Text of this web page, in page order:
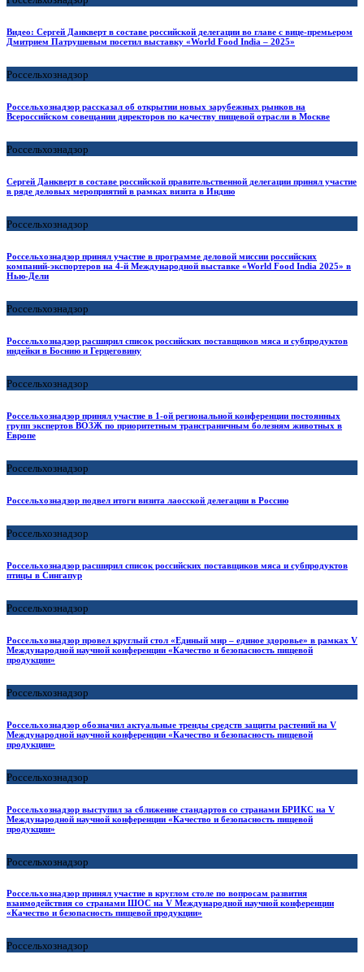
Видео: Сергей Данкверт в составе российской делегации во главе с вице-премьером
Дмитрием Патрушевым посетил выставку «World Food India – 2025»
Россельхознадзор
Россельхознадзор рассказал об открытии новых зарубежных рынков на
Всероссийском совещании директоров по качеству пищевой отрасли в Москве
Россельхознадзор
Сергей Данкверт в составе российской правительственной делегации принял участие
в ряде деловых мероприятий в рамках визита в Индию
Россельхознадзор
Россельхознадзор принял участие в программе деловой миссии российских
компаний-экспортеров на 4-й Международной выставке «World Food India 2025» в
Нью-Дели
Россельхознадзор
Россельхознадзор расширил список российских поставщиков мяса и субпродуктов
индейки в Боснию и Герцеговину
Россельхознадзор
Россельхознадзор принял участие в 1-ой региональной конференции постоянных
групп экспертов ВОЗЖ по приоритетным трансграничным болезням животных в
Европе
Россельхознадзор
Россельхознадзор подвел итоги визита лаосской делегации в Россию
Россельхознадзор
Россельхознадзор расширил список российских поставщиков мяса и субпродуктов
птицы в Сингапур
Россельхознадзор
Россельхознадзор провел круглый стол «Единый мир – единое здоровье» в рамках V
Международной научной конференции «Качество и безопасность пищевой
продукции»
Россельхознадзор
Россельхознадзор обозначил актуальные тренды средств защиты растений на V
Международной научной конференции «Качество и безопасность пищевой
продукции»
Россельхознадзор
Россельхознадзор выступил за сближение стандартов со странами БРИКС на V
Международной научной конференции «Качество и безопасность пищевой
продукции»
Россельхознадзор
Россельхознадзор принял участие в круглом столе по вопросам развития
взаимодействия со странами ШОС на V Международной научной конференции
«Качество и безопасность пищевой продукции»
Россельхознадзор